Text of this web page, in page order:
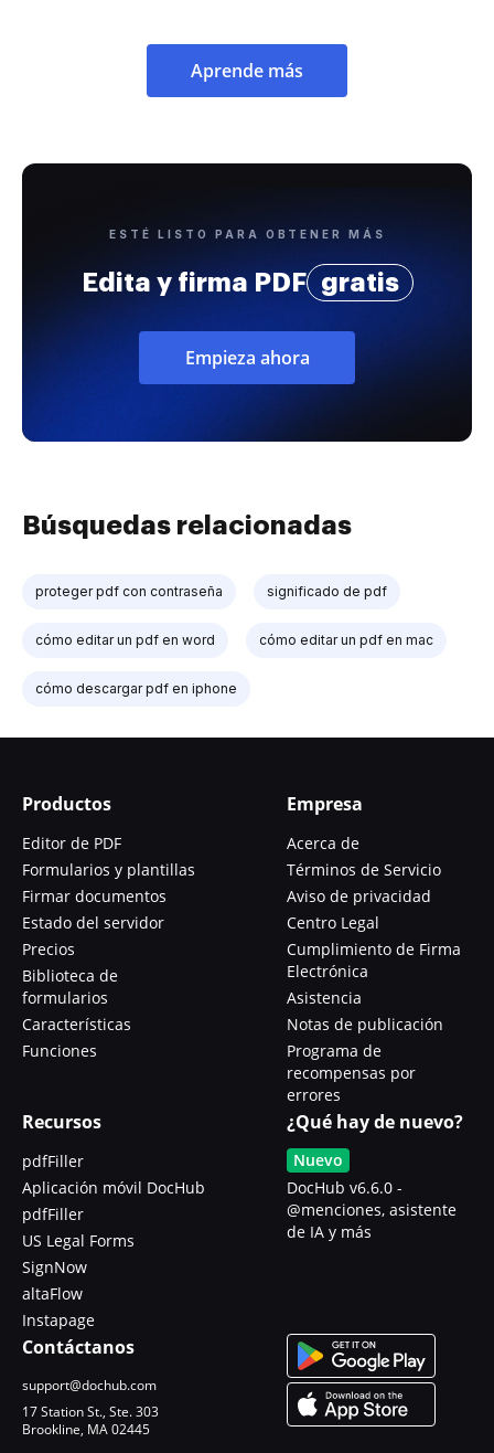
Aprende más
ESTÉ LISTO PARA OBTENER MÁS
Edita y firma PDF gratis
Empieza ahora
Búsquedas relacionadas
proteger pdf con contraseña significado de pdf
cómo editar un pdf en word cómo editar un pdf en mac
cómo descargar pdf en iphone
Productos
Editor de PDF
Formularios y plantillas
Firmar documentos
Estado del servidor
Precios
Biblioteca de
formularios
Características
Funciones
Empresa
Acerca de
Términos de Servicio
Aviso de privacidad
Centro Legal
Cumplimiento de Firma
Electrónica
Asistencia
Notas de publicación
Programa de
recompensas por
errores
Recursos
pdfFiller
Aplicación móvil DocHub
pdfFiller
US Legal Forms
SignNow
altaFlow
Instapage
¿Qué hay de nuevo?
Nuevo
DocHub v6.6.0 -
@menciones, asistente
de IA y más
Contáctanos
support@dochub.com
17 Station St., Ste. 303
Brookline, MA 02445